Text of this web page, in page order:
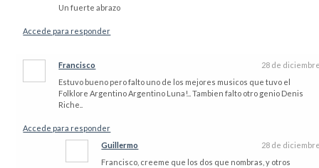
Un fuerte abrazo
Accede para responder
Francisco
28 de
Estuvo bueno pero falto uno de los mejores musicos que tuvo el
Folklore Argentino Argentino Luna!.. Tambien falto otro genio Denis
Riche..
Accede para responder
Guillermo
28 de
Francisco, creeme que los dos que nombras, y otros